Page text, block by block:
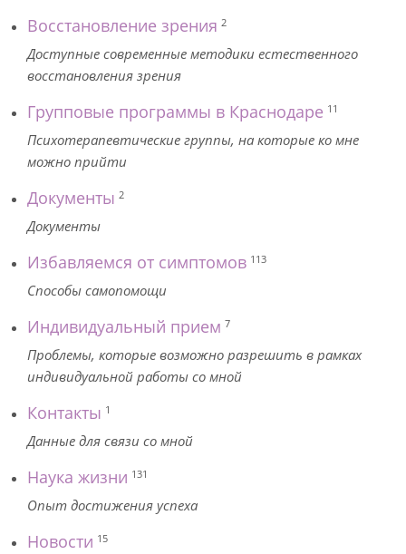
Восстановление зрения 2
Доступные современные методики естественного
восстановления зрения
Групповые программы в Краснодаре 11
Психотерапевтические группы, на которые ко мне
можно прийти
Документы 2
Документы
Избавляемся от симптомов 113
Способы самопомощи
Индивидуальный прием 7
Проблемы, которые возможно разрешить в рамках
индивидуальной работы со мной
Контакты 1
Данные для связи со мной
Наука жизни 131
Опыт достижения успеха
Новости 15